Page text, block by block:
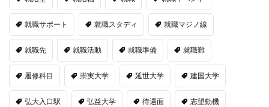
就職サポート 就職スタディ 就職マジノ線
就職先 就職活動 就職準備 就職難
履修科目 崇実大学 延世大学 建国大学
弘大入口駅 弘益大学 待遇面 志望動機